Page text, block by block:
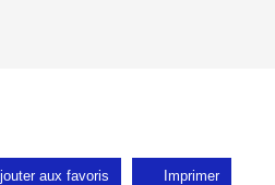
aux favoris Imprimer